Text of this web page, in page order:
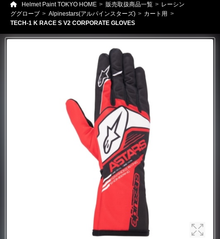
Helmet Paint TOKYO HOME 販売取扱商品一覧
レーシン
ググローブ
Alpinestars(アルパインスターズ)
カート用
TECH-1 K RACE S V2 CORPORATE GLOVES